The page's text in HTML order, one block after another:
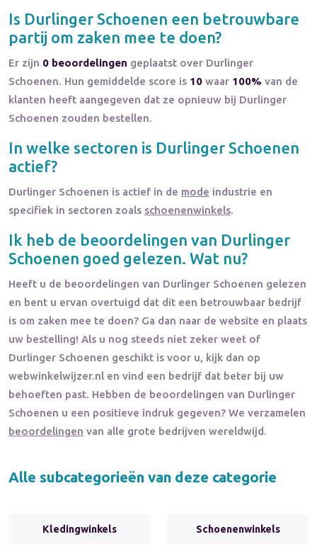
Is Durlinger Schoenen een betrouwbare
partij om zaken mee te doen?
Er zijn 0 beoordelingen geplaatst over Durlinger
Schoenen. Hun gemiddelde score is 10 waar 100% van de
klanten heeft aangegeven dat ze opnieuw bij Durlinger
Schoenen zouden bestellen.
In welke sectoren is Durlinger Schoenen
actief?
Durlinger Schoenen is actief in de mode industrie en
specifiek in sectoren zoals schoenenwinkels.
Ik heb de beoordelingen van Durlinger
Schoenen goed gelezen. Wat nu?
Heeft u de beoordelingen van Durlinger Schoenen gelezen
en bent u ervan overtuigd dat dit een betrouwbaar bedrijf
is om zaken mee te doen? Ga dan naar de website en plaats
uw bestelling! Als u nog steeds niet zeker weet of
Durlinger Schoenen geschikt is voor u, kijk dan op
webwinkelwijzer.nl en vind een bedrijf dat beter bij uw
behoeften past. Hebben de beoordelingen van Durlinger
Schoenen u een positieve indruk gegeven? We verzamelen
beoordelingen van alle grote bedrijven wereldwijd.
Alle subcategorieën van deze categorie
Kledingwinkels Schoenenwinkels